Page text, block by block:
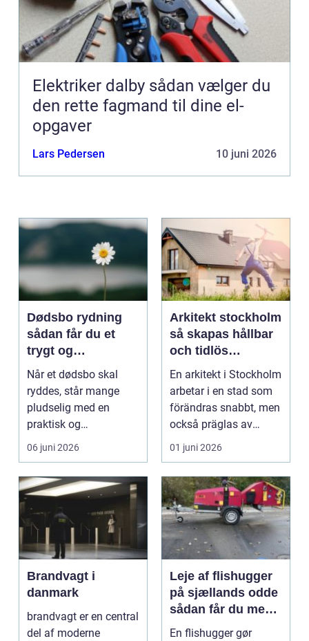
Elektriker dalby sådan vælger du
den rette fagmand til dine el-
opgaver
Lars Pedersen 10 juni 2026
Dødsbo rydning
sådan får du et
trygt og
respektfuldt forløb
Når et dødsbo skal
ryddes, står mange
pludselig med en
praktisk og
følelsesmæssig
opgave på én gang....
06 juni 2026
Arkitekt stockholm
så skapas hållbar
och tidlös
arkitektur i
huvudstaden
En arkitekt i Stockholm
arbetar i en stad som
förändras snabbt, men
också präglas av
starka historis...
01 juni 2026
Brandvagt i
danmark
brandvagt er en central
del af moderne
Leje af flishugger
på sjællands odde
sådan får du mest
ud af arbejdet
En flishugger gør